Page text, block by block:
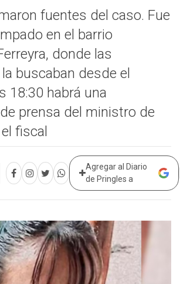
fuentes del caso. Fue
en el barrio
donde las
buscaban desde el
18:30 habrá una
prensa del ministro de
fiscal
Agregar al Diario
de Pringles a